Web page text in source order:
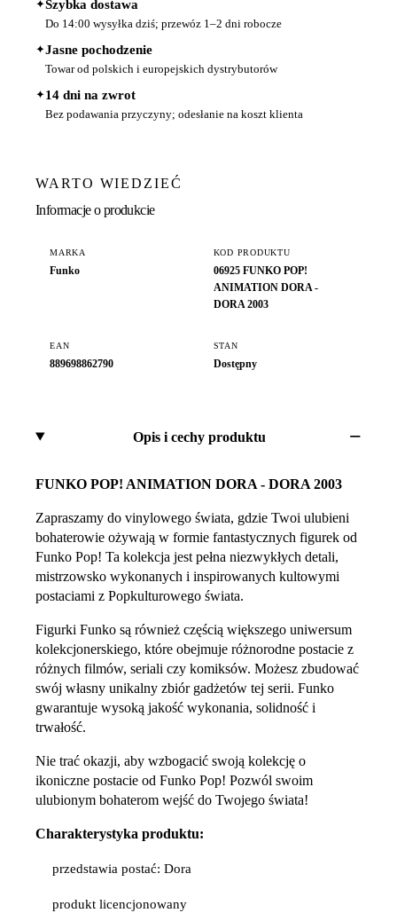
✦Szybka dostawa
Do 14:00 wysyłka dziś; przewóz 1–2 dni robocze
✦Jasne pochodzenie
Towar od polskich i europejskich dystrybutorów
✦14 dni na zwrot
Bez podawania przyczyny; odesłanie na koszt klienta
WARTO WIEDZIEĆ
Informacje o produkcie
MARKA
Funko
KOD PRODUKTU
06925 FUNKO POP!
ANIMATION DORA -
DORA 2003
EAN
889698862790
STAN
Dostępny
Opis i cechy produktu
FUNKO POP! ANIMATION DORA - DORA 2003
Zapraszamy do vinylowego świata, gdzie Twoi ulubieni
bohaterowie ożywają w formie fantastycznych figurek od
Funko Pop! Ta kolekcja jest pełna niezwykłych detali,
mistrzowsko wykonanych i inspirowanych kultowymi
postaciami z Popkulturowego świata.
Figurki Funko są również częścią większego uniwersum
kolekcjonerskiego, które obejmuje różnorodne postacie z
różnych filmów, seriali czy komiksów. Możesz zbudować
swój własny unikalny zbiór gadżetów tej serii. Funko
gwarantuje wysoką jakość wykonania, solidność i
trwałość.
Nie trać okazji, aby wzbogacić swoją kolekcję o
ikoniczne postacie od Funko Pop! Pozwól swoim
ulubionym bohaterom wejść do Twojego świata!
Charakterystyka produktu:
przedstawia postać: Dora
produkt licencjonowany